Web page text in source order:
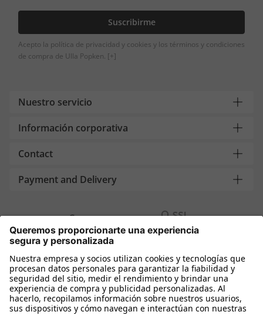
Suscribirme
Acepto la política de privacidad y cookies y los términos y condiciones
de compra de Ulla Popken. [+]
Nuestro servicio
Información corporativa
Contact
Payment and Delivery
Compra segura con
Más tiendas online
España